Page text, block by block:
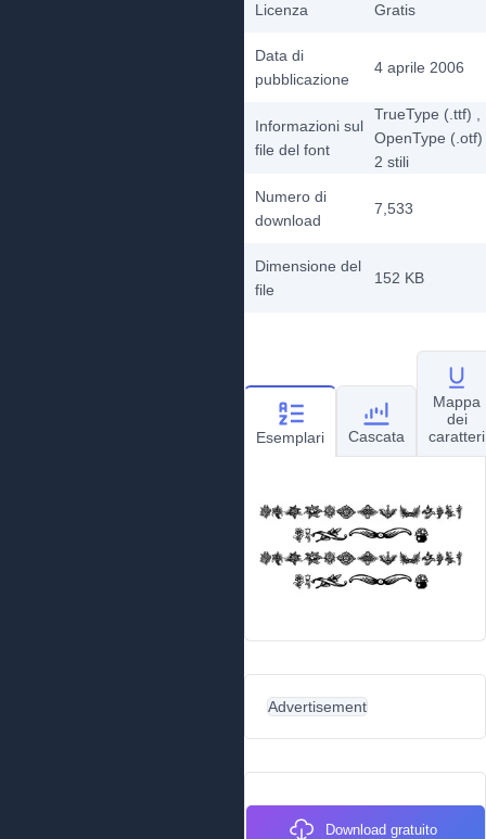
Licenza
Gratis
Data di
pubblicazione
4 aprile 2006
Informazioni sul
file del font
TrueType (.ttf)
OpenType (.otf)
2 stili
Numero di
download
7,533
Dimensione del
file
152 KB
Esemplari Cascata
Mappa
dei
caratteri
Advertisement
Download gratuito